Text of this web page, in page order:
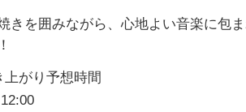
きを囲みながら、心地よい音楽に包
上がり予想時間